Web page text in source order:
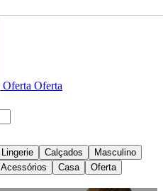
Oferta Oferta
Lingerie Calçados
Masculino
Acessórios Casa Oferta